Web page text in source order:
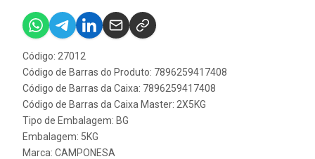
Código: 27012
Código de Barras do Produto: 7896259417408
Código de Barras da Caixa: 7896259417408
Código de Barras da Caixa Master: 2X5KG
Tipo de Embalagem: BG
Embalagem: 5KG
Marca: CAMPONESA